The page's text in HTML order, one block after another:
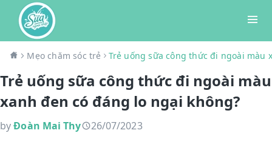
Mẹo chăm sóc trẻ Trẻ uống sữa công thức đi ngoài màu
Trẻ uống sữa công thức đi ngoài màu
xanh đen có đáng lo ngại không?
byĐoàn Mai Thy 26/07/2023